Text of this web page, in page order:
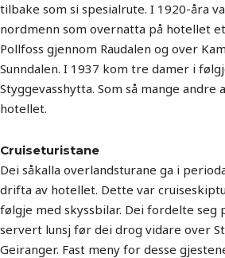
tilbake som si spesialrute. I 1920-åra
nordmenn som overnatta på hotellet
Pollfoss gjennom Raudalen og over
Sunndalen. I 1937 kom tre damer i
Styggevasshytta. Som så mange andre
hotellet.
Cruiseturistane
Dei såkalla overlandsturane ga i
drifta av hotellet. Dette var
følgje med skyssbilar. Dei fordelte seg
servert lunsj før dei drog vidare over
Geiranger. Fast meny for desse